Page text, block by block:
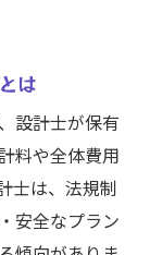
は
設計士が保有
料や全体費用
士は、法規制
安全なプラン